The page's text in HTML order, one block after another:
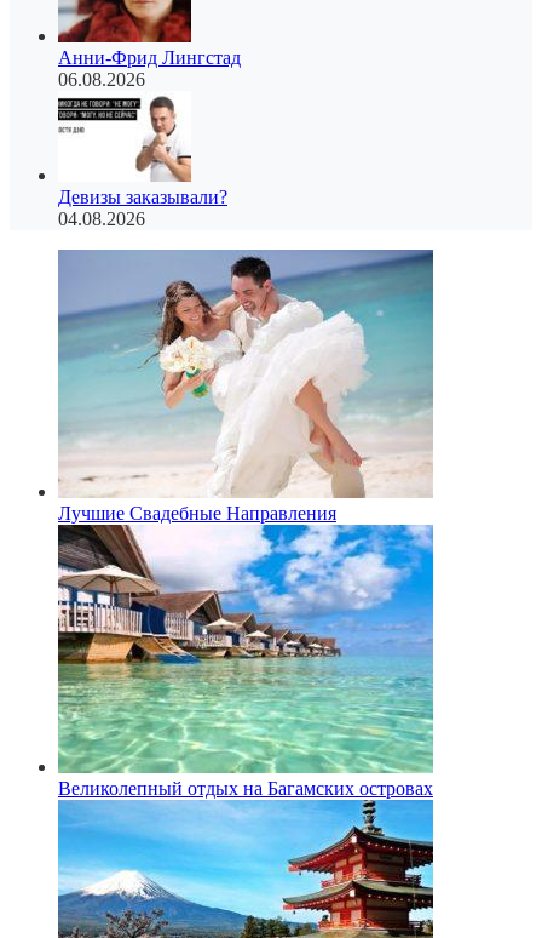
Анни-Фрид Лингстад
06.08.2026
Девизы заказывали?
04.08.2026
Лучшие Свадебные Направления
Великолепный отдых на Багамских островах